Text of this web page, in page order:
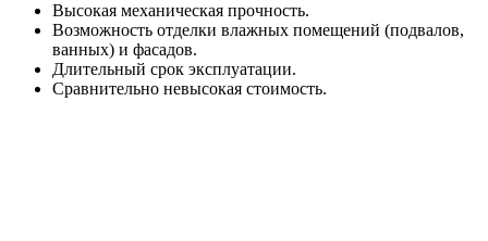
Высокая механическая прочность.
Возможность отделки влажных помещений (подвалов,
ванных) и фасадов.
Длительный срок эксплуатации.
Сравнительно невысокая стоимость.